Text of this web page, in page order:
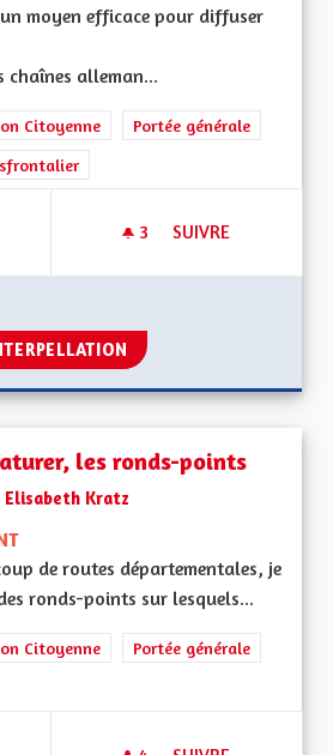
moyen efficace pour diffuser
chaînes alleman...
Citoyenne
Portée générale
3 3 ABONNÉS
SUIVRE
les ronds-points
Elisabeth Kratz
de routes départementales, je
ronds-points sur lesquels...
Citoyenne
Portée générale